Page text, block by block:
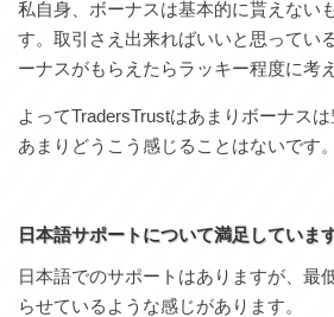
私自身、ボーナスは基本的に貰えない
す。取引さえ出来ればいいと思ってい
ーナスがもらえたらラッキー程度に考
よってTradersTrustはあまりボーナスは
あまりどうこう感じることはないです。
日本語サポートについて満足していま
日本語でのサポートはありますが、最
らせているような感じがあります。